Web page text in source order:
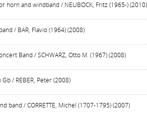
horn and windband / NEUBOCK, Fritz (1965-) (2010)
/ BAR, Flavio (1964) (2008)
Band / SCHWARZ, Otto M. (1967) (2008)
/ REBER, Peter (2008)
band / CORRETTE, Michel (1707-1795) (2007)